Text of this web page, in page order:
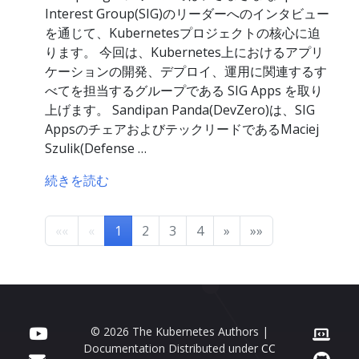
Interest Group(SIG)のリーダーへのインタビュー
を通じて、Kubernetesプロジェクトの核心に迫
ります。 今回は、Kubernetes上におけるアプリ
ケーションの開発、デプロイ、運用に関連するす
べてを担当するグループである SIG Apps を取り
上げます。 Sandipan Panda(DevZero)は、SIG
AppsのチェアおよびテックリードであるMaciej
Szulik(Defense …
続きを読む
«« « 1 2 3 4 » »»
© 2026 The Kubernetes Authors |
Documentation Distributed under CC